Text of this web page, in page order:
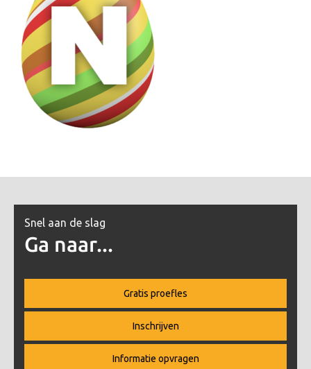
Snel aan de slag
Ga naar...
Gratis proefles
Inschrijven
Informatie opvragen